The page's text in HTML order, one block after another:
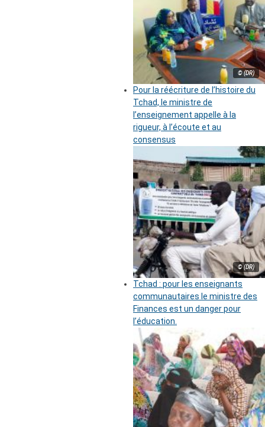
© (DR)
Pour la réécriture de l’histoire du
Tchad, le ministre de
l’enseignement appelle à la
rigueur, à l’écoute et au
consensus
© (DR)
Tchad : pour les enseignants
communautaires le ministre des
Finances est un danger pour
l’éducation.